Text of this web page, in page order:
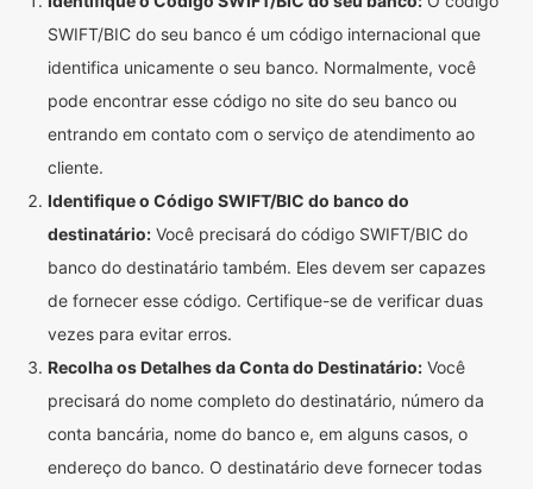
SWIFT/BIC do seu banco é um código internacional que
identifica unicamente o seu banco. Normalmente, você
pode encontrar esse código no site do seu banco ou
entrando em contato com o serviço de atendimento ao
cliente.
Identifique o Código SWIFT/BIC do banco do
destinatário: Você precisará do código SWIFT/BIC do
banco do destinatário também. Eles devem ser capazes
de fornecer esse código. Certifique-se de verificar duas
vezes para evitar erros.
Recolha os Detalhes da Conta do Destinatário: Você
precisará do nome completo do destinatário, número da
conta bancária, nome do banco e, em alguns casos, o
endereço do banco. O destinatário deve fornecer todas